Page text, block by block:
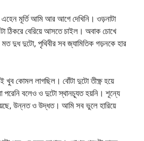
মূর্তি আমি আর আগে দেখিনি। ওড়নাটা
ঠিকরে বেরিয়ে আসতে চাইল। অবাক চোখে
দুধ দুটো, পৃথিবীর সব জ্যামিতিক গড়নকে হার
খুব কোমল লাগছিল। বোঁটা দুটো তীক্ষ্ণ হয়ে
পরেনি বলেও ও দুটো স্থানচ্যূত হয়নি। শূন্যে
উন্নত ও উদ্ধত। আমি সব ভুলে হারিয়ে